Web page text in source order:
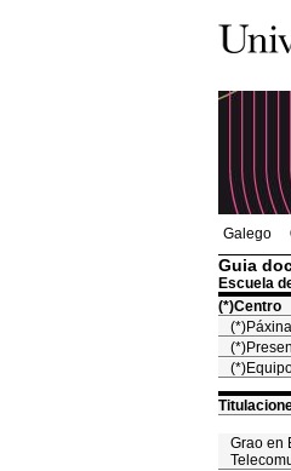
Galego
Guia
Escuela
(*)Centro
Grao en